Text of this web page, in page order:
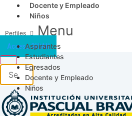
Docente y Empleado
Niños
Menu
Aspirantes
Estudiantes
Egresados
Docente y Empleado
Niños
Acceso SICAU